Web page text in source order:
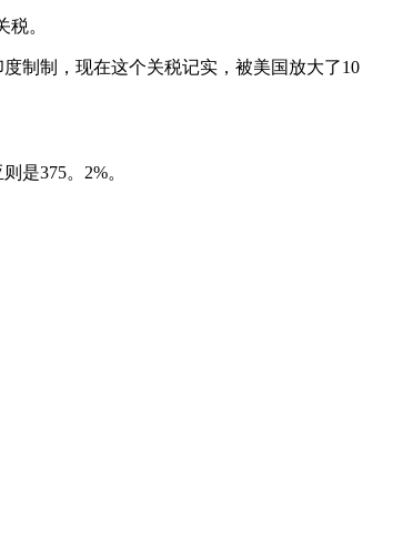
。
制制，现在这个关税记实，被美国放大了10
是375。2%。